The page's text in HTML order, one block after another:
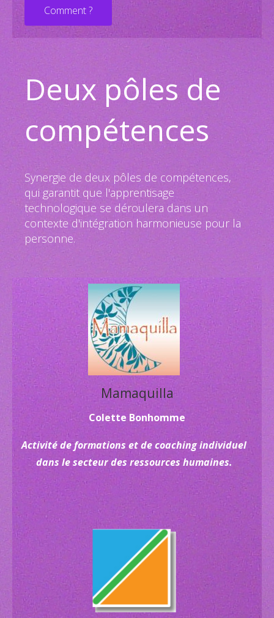
Comment ?
Deux pôles de
compétences
Synergie de deux pôles de compétences,
qui garantit que l'apprentisage
technologique se déroulera dans un
contexte d'intégration harmonieuse pour la
personne.
Mamaquilla
Colette Bonhomme
Activité de formations et de coaching individuel
dans le secteur des ressources humaines.